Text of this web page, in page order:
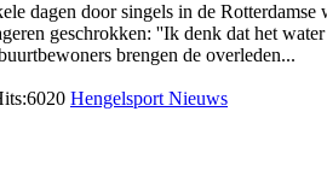
dagen door singels in de Rotterdamse
geschrokken: ''Ik denk dat het
brengen de overleden...
Hengelsport Nieuws